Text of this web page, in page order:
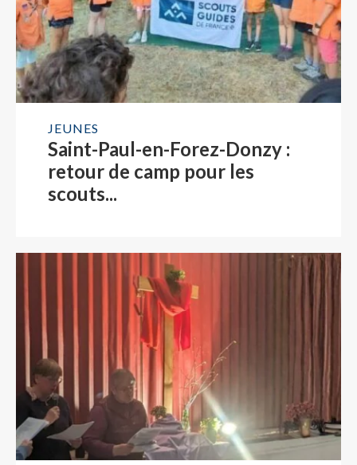
JEUNES
Saint-Paul-en-Forez-Donzy :
retour de camp pour les
scouts...